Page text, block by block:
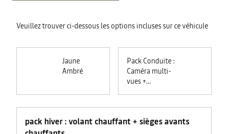
Veuillez trouver ci-dessous les options incluses sur ce véhicule
Jaune
Ambré
pack hiver : volant chauffant + sièges avants
Pack Conduite :
Caméra multi-
vues +
rétroviseurs